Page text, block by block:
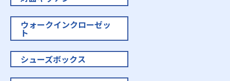
ウォークインクローゼッ
ト
シューズボックス